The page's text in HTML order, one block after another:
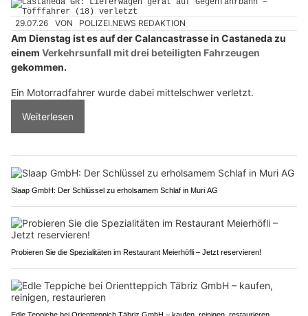
29.07.26 VON POLIZEI.NEWS REDAKTION
Am Dienstag ist es auf der Calancastrasse in Castaneda zu
einem Verkehrsunfall mit drei beteiligten Fahrzeugen
gekommen.
Ein Motorradfahrer wurde dabei mittelschwer verletzt.
Weiterlesen
Slaap GmbH: Der Schlüssel zu erholsamem Schlaf in Muri AG
Probieren Sie die Spezialitäten im Restaurant Meierhöfli – Jetzt reservieren!